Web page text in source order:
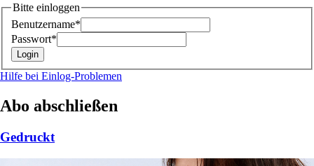
Bitte einloggen
Benutzername*
Passwort*
Hilfe bei Einlog-Problemen
Abo abschließen
Gedruckt